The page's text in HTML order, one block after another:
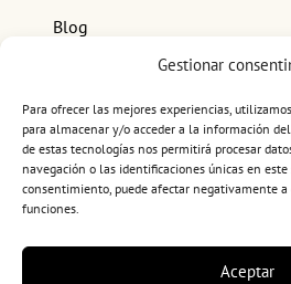
Gestionar
Para ofrecer las mejores experiencias,
para almacenar y/o acceder a la información
de estas tecnologías nos permitirá procesar
navegación o las identificaciones únicas en
consentimiento, puede afectar negativamente
funciones.
Aceptar
Blog
Lo más popular